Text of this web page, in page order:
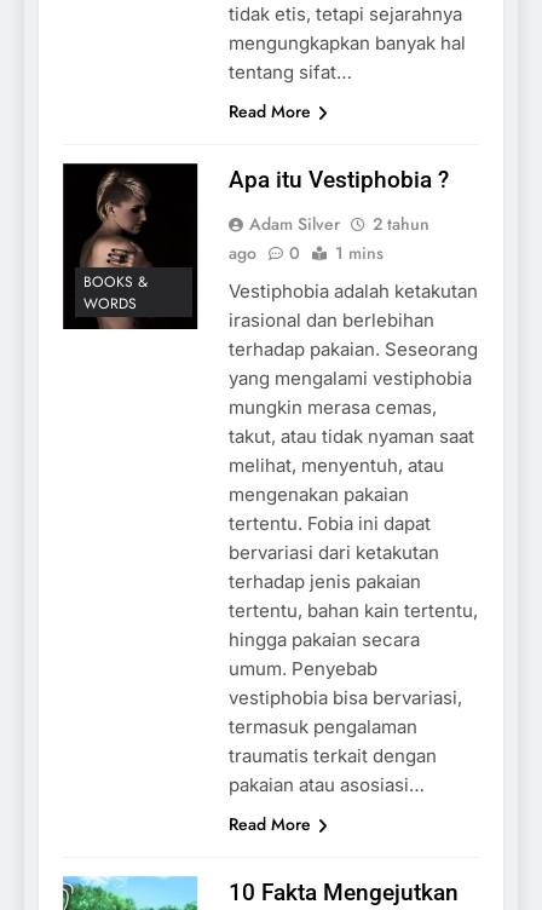
tidak etis, tetapi sejarahnya
mengungkapkan banyak hal
tentang sifat…
Read More
BOOKS &
WORDS
Apa itu Vestiphobia ?
Adam Silver
2 tahun
ago
0 1 mins
Vestiphobia adalah ketakutan
irasional dan berlebihan
terhadap pakaian. Seseorang
yang mengalami vestiphobia
mungkin merasa cemas,
takut, atau tidak nyaman saat
melihat, menyentuh, atau
mengenakan pakaian
tertentu. Fobia ini dapat
bervariasi dari ketakutan
terhadap jenis pakaian
tertentu, bahan kain tertentu,
hingga pakaian secara
umum. Penyebab
vestiphobia bisa bervariasi,
termasuk pengalaman
traumatis terkait dengan
pakaian atau asosiasi…
Read More
10 Fakta Mengejutkan